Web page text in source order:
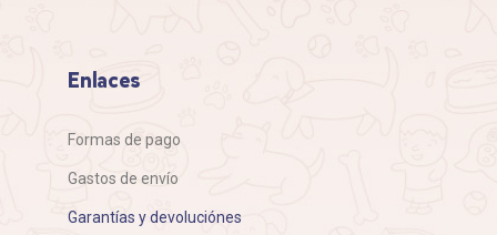
Enlaces
Formas de pago
Gastos de envío
Garantías y devoluciónes